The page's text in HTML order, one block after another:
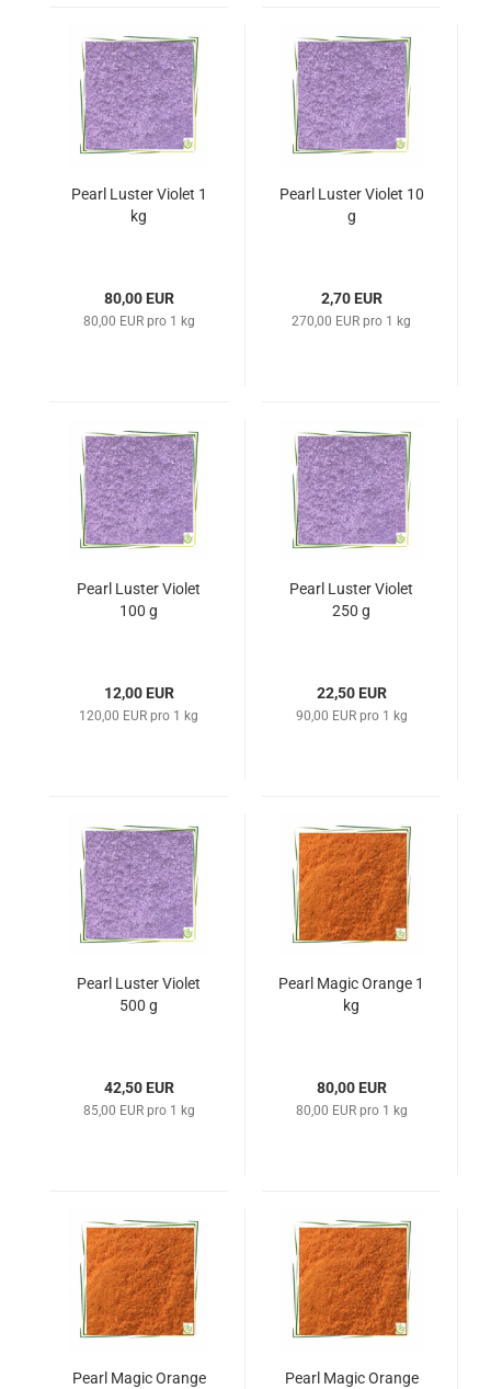
Pearl Luster Violet 1
kg
80,00 EUR
80,00 EUR pro 1 kg
Pearl Luster Violet 10
g
2,70 EUR
270,00 EUR pro 1 kg
Pearl Luster Violet
100 g
12,00 EUR
120,00 EUR pro 1 kg
Pearl Luster Violet
250 g
22,50 EUR
90,00 EUR pro 1 kg
Pearl Luster Violet
500 g
42,50 EUR
85,00 EUR pro 1 kg
Pearl Magic Orange 1
kg
80,00 EUR
80,00 EUR pro 1 kg
Pearl Magic Orange Pearl Magic Orange